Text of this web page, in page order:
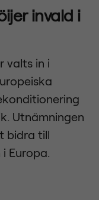
invald i
valts in i
Utnämningen
bidra till
Europa.